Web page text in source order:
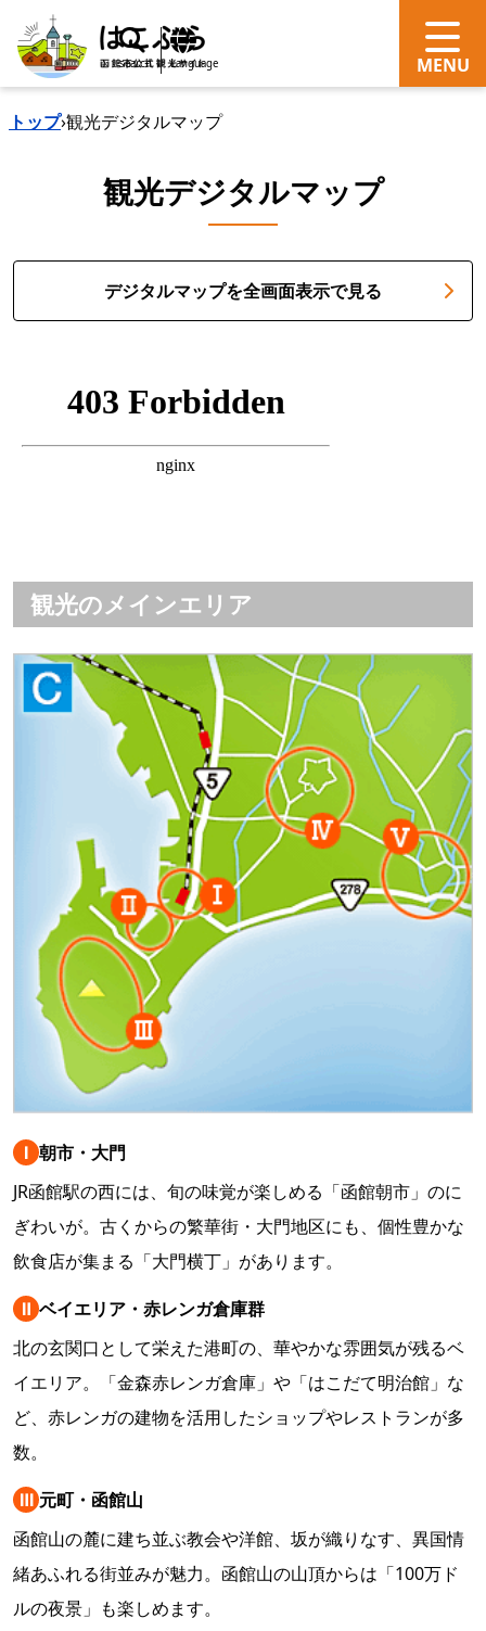
search Language
トップ›観光デジタルマップ
観光デジタルマップ
デジタルマップを全画面表示で見る
観光のメインエリア
Ⅰ 朝市・大門
JR函館駅の西には、旬の味覚が楽しめる「函館朝市」のに
ぎわいが。古くからの繁華街・大門地区にも、個性豊かな
飲食店が集まる「大門横丁」があります。
Ⅱ ベイエリア・赤レンガ倉庫群
北の玄関口として栄えた港町の、華やかな雰囲気が残るベ
イエリア。「金森赤レンガ倉庫」や「はこだて明治館」な
ど、赤レンガの建物を活用したショップやレストランが多
数。
Ⅲ 元町・函館山
函館山の麓に建ち並ぶ教会や洋館、坂が織りなす、異国情
緒あふれる街並みが魅力。函館山の山頂からは「100万ド
ルの夜景」も楽しめます。